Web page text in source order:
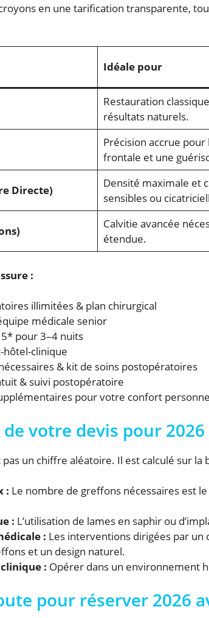
en une tarification transparente,
Idéale pour
Restauration
résultats naturels.
Précision accrue
frontale et une
Directe)
Densité maximale et
sensibles ou
Calvitie avancée
étendue.
:
illimitées & plan chirurgical
médicale senior
pour 3–4 nuits
hôtel-clinique
& kit de soins postopératoires
& suivi postopératoire
pour votre confort
votre devis pour 2026
pas un chiffre aléatoire. Il est calculé sur
: Le nombre de greffons nécessaires est
: L’utilisation de lames en saphir ou
: Les interventions dirigées par
et un design naturel.
: Opérer dans un environnement
pour réserver 2026